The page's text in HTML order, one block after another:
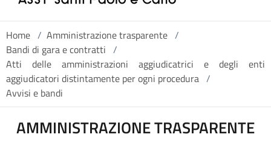
Home / Amministrazione trasparente /
Bandi di gara e contratti /
Atti delle amministrazioni aggiudicatrici e degli enti
aggiudicatori distintamente per ogni procedura /
Avvisi e bandi
AMMINISTRAZIONE TRASPARENTE